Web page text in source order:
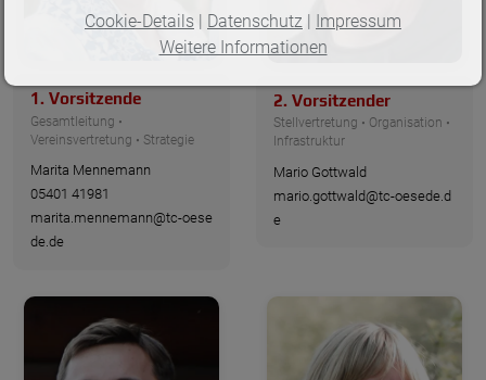
1. Vorsitzende
Gesamtleitung •
Vereinsvertretung • Strategie
Marita Mennemann
05401 41981
marita.mennemann@tc-oese
de.de
2. Vorsitzender
Stellvertretung • Organisation •
Infrastruktur
Mario Gottwald
mario.gottwald@tc-oesede.d
e
Cookie-Details | Datenschutz | Impressum
Weitere Informationen